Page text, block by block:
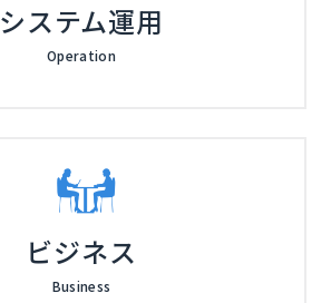
システム運用
Operation
ビジネス
Business